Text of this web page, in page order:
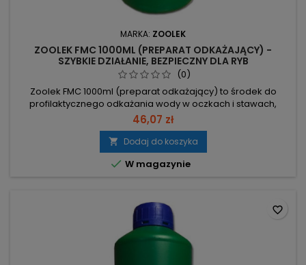
MARKA: ZOOLEK
ZOOLEK FMC 1000ML (PREPARAT ODKAŻAJĄCY) -
SZYBKIE DZIAŁANIE, BEZPIECZNY DLA RYB
(0)
Zoolek FMC 1000ml (preparat odkażający) to środek do
profilaktycznego odkażania wody w oczkach i stawach,
działający przeciw ospie, pleśniawce i infekcjom
bakteryjnym. 50 ml / 1000 l — zalecana dawka do leczenia i
profilaktyki. 1000 ml — pojemność butelki; wystarcza na 20
000 l wody (przy dawce 50 ml/1000 l). Trzy składniki aktywne:
błękit...
46,07 zł
 Dodaj do koszyka
 W magazynie
favorite_border